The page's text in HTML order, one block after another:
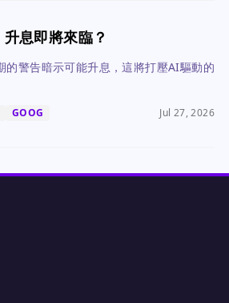
息即將來臨？
的警告暗示可能升息，這將打壓AI驅動的
GOOG Jul 27, 2026